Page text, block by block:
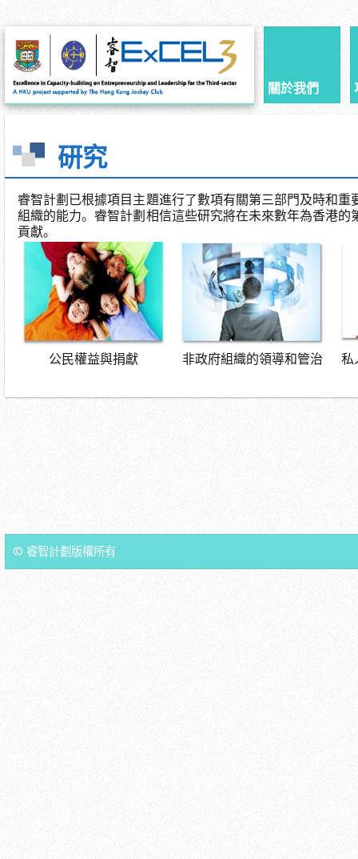
關於我們
研究
睿智計劃已根據項目主題進行了數項有關第三部門及時和重
組織的能力。睿智計劃相信這些研究將在未來數年為香港的
貢獻。
公民權益與捐獻 非政府組織的領導和管治 私
© 睿智計劃版權所有